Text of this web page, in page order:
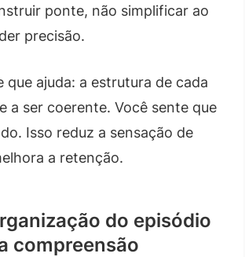
ponte, não simplificar ao
precisão.
que ajuda: a estrutura de cada
a ser coerente. Você sente que
Isso reduz a sensação de
a retenção.
do episódio
compreensão